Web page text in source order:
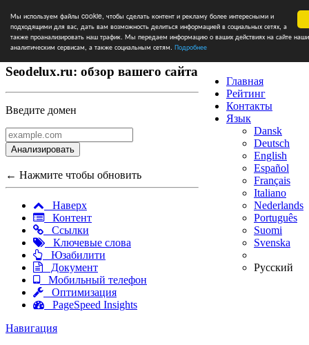
Мы используем файлы cookie, чтобы сделать контент и рекламу более интересными и
подходящими для вас, дать вам возможность делиться информацией в социальных сетях, а
также проанализировать наш трафик. Мы передаем информацию о ваших действиях на сайте
аналитическим сервисам, а также социальным сетям. Подробнее
Главная
Рейтинг
Контакты
Язык
Dansk
Deutsch
English
Español
Français
Italiano
Nederlands
Português
Suomi
Svenska
Русский
Seodelux.ru: обзор вашего сайта
Введите домен
Анализировать
← Нажмите чтобы обновить
Наверх
Контент
Ссылки
Ключевые слова
Юзабилити
Документ
Мобильный телефон
Оптимизация
PageSpeed Insights
Навигация